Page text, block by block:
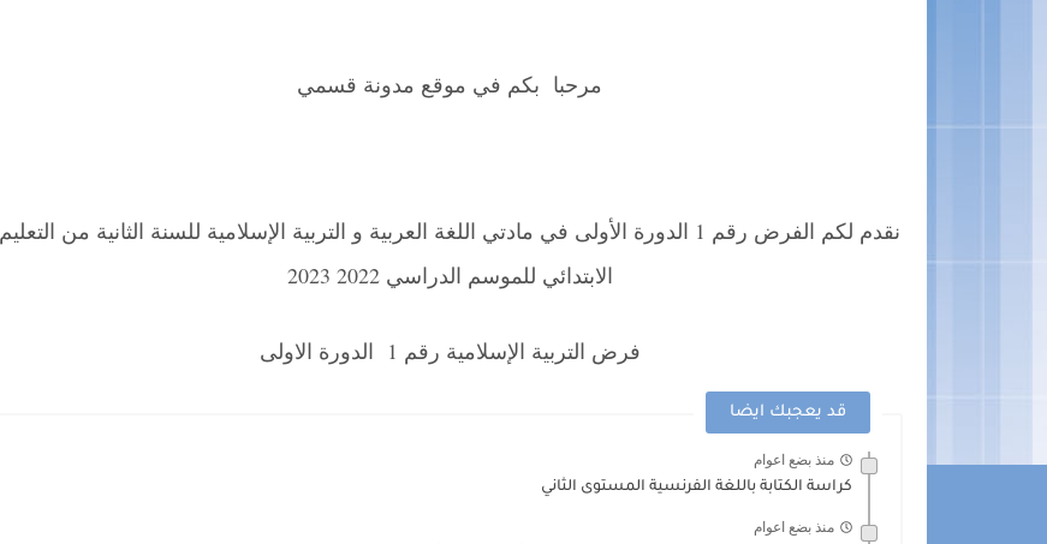
مرحبا بكم في موقع مدونة قسمي
نقدم لكم الفرض رقم 1 الدورة الأولى في مادتي اللغة العربية و التربية الإسلامية للسنة الثانية من التعليم
الابتدائي للموسم الدراسي 2022 2023
فرض التربية الإسلامية رقم 1 الدورة الاولى
قد يعجبك ايضا
منذ بضع اعوام
كراسة الكتابة باللغة الفرنسية المستوى الثاني
منذ بضع اعوام